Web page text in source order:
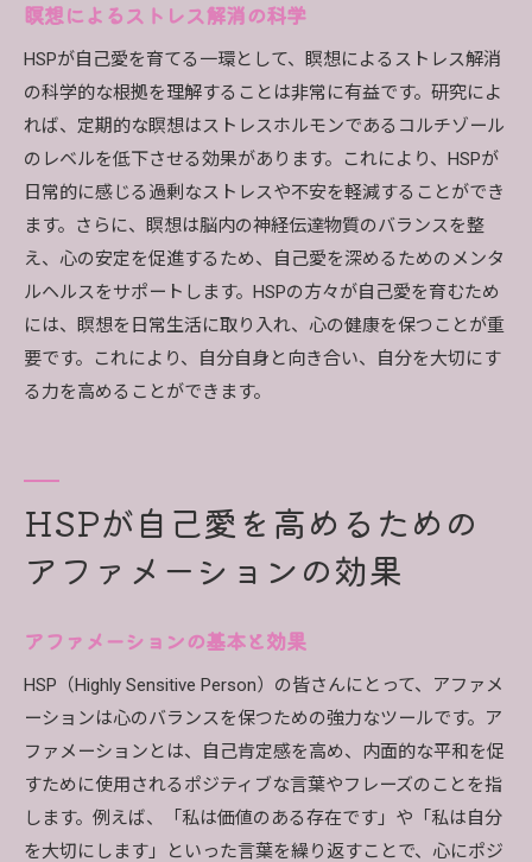
瞑想によるストレス解消の科学
HSPが自己愛を育てる一環として、瞑想によるストレス解消
の科学的な根拠を理解することは非常に有益です。研究によ
れば、定期的な瞑想はストレスホルモンであるコルチゾール
のレベルを低下させる効果があります。これにより、HSPが
日常的に感じる過剰なストレスや不安を軽減することができ
ます。さらに、瞑想は脳内の神経伝達物質のバランスを整
え、心の安定を促進するため、自己愛を深めるためのメンタ
ルヘルスをサポートします。HSPの方々が自己愛を育むため
には、瞑想を日常生活に取り入れ、心の健康を保つことが重
要です。これにより、自分自身と向き合い、自分を大切にす
る力を高めることができます。
HSPが自己愛を高めるための
アファメーションの効果
アファメーションの基本と効果
HSP（Highly Sensitive Person）の皆さんにとって、アファメ
ーションは心のバランスを保つための強力なツールです。ア
ファメーションとは、自己肯定感を高め、内面的な平和を促
すために使用されるポジティブな言葉やフレーズのことを指
します。例えば、「私は価値のある存在です」や「私は自分
を大切にします」といった言葉を繰り返すことで、心にポジ